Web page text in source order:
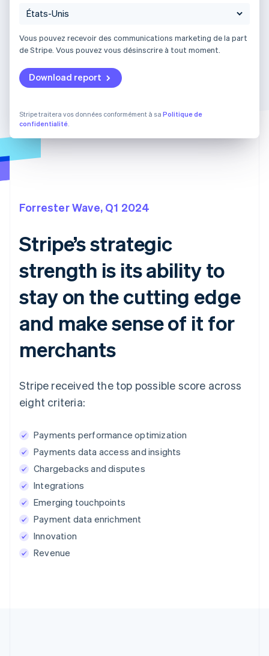
Vous pouvez recevoir des communications marketing de la part
de Stripe. Vous pouvez vous désinscrire à tout moment.
Download report
Stripe traitera vos données conformément à sa Politique de
confidentialité
Forrester Wave, Q1 2024
Stripe’s strategic
strength is its ability to
stay on the cutting edge
and make sense of it for
merchants
Stripe received the top possible score across
eight criteria:
Payments performance optimization
Payments data access and insights
Chargebacks and disputes
Integrations
Emerging touchpoints
Payment data enrichment
Innovation
Revenue